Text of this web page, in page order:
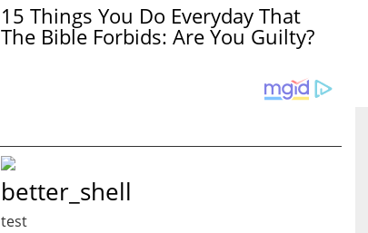
15 Things You Do Everyday That
The Bible Forbids: Are You Guilty?
better_shell
test